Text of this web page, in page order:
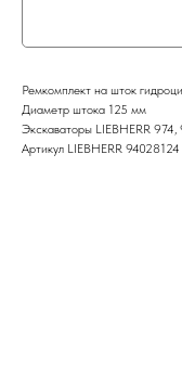
Ремкомплект на шток
Диаметр штока 125 мм
Экскаваторы LIEBHERR
Артикул LIEBHERR 94028124